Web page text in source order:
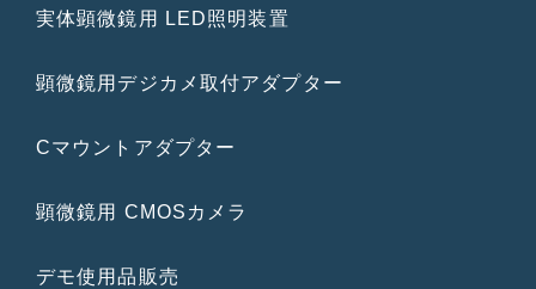
実体顕微鏡用 LED照明装置
顕微鏡用デジカメ取付アダプター
Cマウントアダプター
顕微鏡用 CMOSカメラ
デモ使用品販売